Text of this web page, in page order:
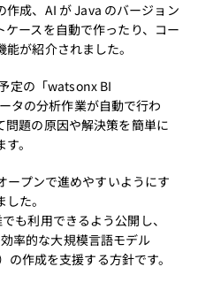
成、AI が Java のバージョン
ースを自動で作ったり、コー
が紹介されました。
定の 「watsonx BI
タの分析作業が自動で行わ
題の原因や解決策を簡単に
。
ープンで進めやすいようにす
た。
も利用できるよう公開し、
率的な大規模言語モデル
作成を支援する方針です。